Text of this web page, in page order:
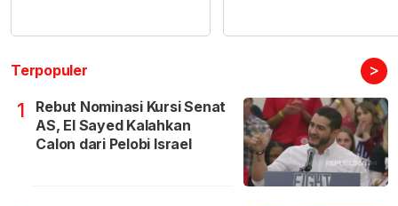
Terpopuler >
1
Rebut Nominasi Kursi Senat
AS, El Sayed Kalahkan
Calon dari Pelobi Israel